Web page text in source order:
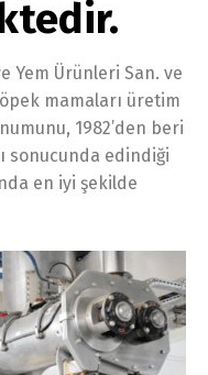
Yem Ürünleri San. ve
mamaları üretim
1982’den beri
sonucunda edindiği
en iyi şekilde